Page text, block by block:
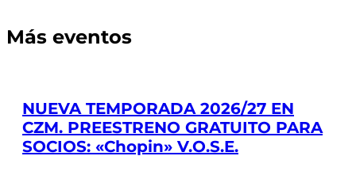
Más eventos
NUEVA TEMPORADA 2026/27 EN
CZM. PREESTRENO GRATUITO PARA
SOCIOS: «Chopin» V.O.S.E.